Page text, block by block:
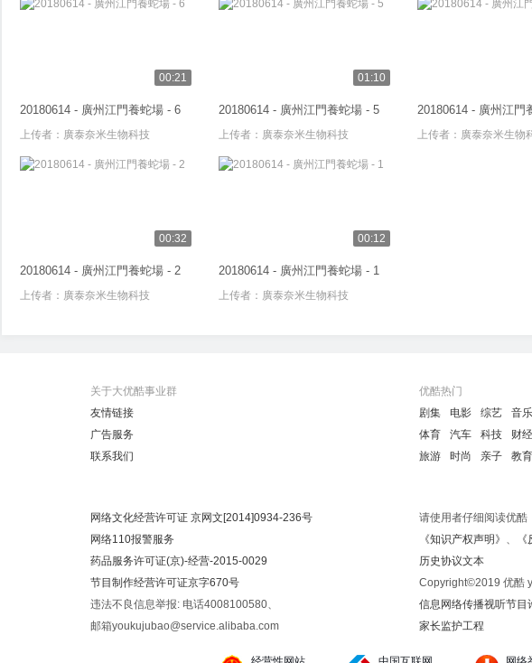
00:21
20180614 - 廣州江門養蛇場 - 6
上传者： 廣泰奈米生物科技
01:10
20180614 - 廣州江門養蛇場 - 5
上传者： 廣泰奈米生物科技
20180614 - 廣州江門
上传者： 廣泰奈米生物
00:32
20180614 - 廣州江門養蛇場 - 2
上传者： 廣泰奈米生物科技
00:12
20180614 - 廣州江門養蛇場 - 1
上传者： 廣泰奈米生物科技
关于大优酷事业群
友情链接
广告服务
联系我们
优酷热门
剧集
电影 综艺 音乐
体育
汽车 科技 财经
旅游
时尚 亲子 教育
网络文化经营许可证 京网文[2014]0934-236号
网络110报警服务
药品服务许可证(京)-经营-2015-0029
节目制作经营许可证京字670号
违法不良信息举报: 电话4008100580、
邮箱youkujubao@service.alibaba.com
请使用者仔细阅读优酷
《知识产权声明》 、
历史协议文本
Copyright©2019 优酷
信息网络传播视听节
家长监护工程